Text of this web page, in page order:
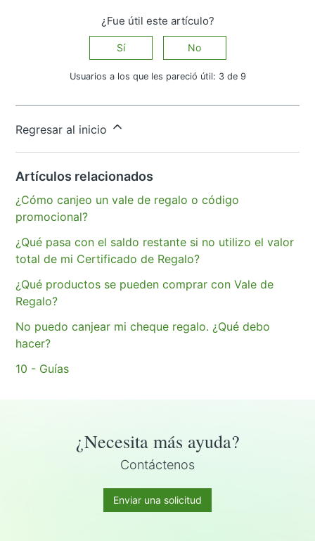
¿Fue útil este artículo?
Sí No
Usuarios a los que les pareció útil: 3 de 9
Regresar al inicio
Artículos relacionados
¿Cómo canjeo un vale de regalo o código
promocional?
¿Qué pasa con el saldo restante si no utilizo el valor
total de mi Certificado de Regalo?
¿Qué productos se pueden comprar con Vale de
Regalo?
No puedo canjear mi cheque regalo. ¿Qué debo
hacer?
10 - Guías
¿Necesita más ayuda?
Contáctenos
Enviar una solicitud